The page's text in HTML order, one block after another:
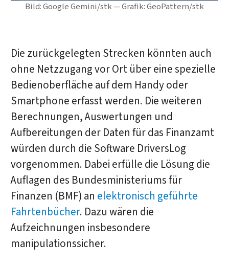
Bild: Google Gemini/stk — Grafik: GeoPattern/stk
Die zurückgelegten Strecken könnten auch
ohne Netzzugang vor Ort über eine spezielle
Bedienoberfläche auf dem Handy oder
Smartphone erfasst werden. Die weiteren
Berechnungen, Auswertungen und
Aufbereitungen der Daten für das Finanzamt
würden durch die Software DriversLog
vorgenommen. Dabei erfülle die Lösung die
Auflagen des Bundesministeriums für
Finanzen (BMF) an elektronisch geführte
Fahrtenbücher. Dazu wären die
Aufzeichnungen insbesondere
manipulationssicher.